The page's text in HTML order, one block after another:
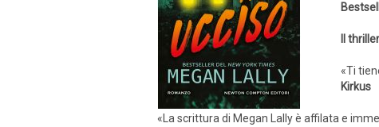
Il
«Ti
Kirkus
«La scrittura di Megan Lally è affilata e